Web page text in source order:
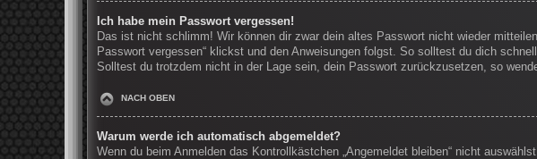
Ich habe mein Passwort vergessen!
Das ist nicht schlimm! Wir können dir zwar dein altes Passwort nicht wieder
Passwort vergessen“ klickst und den Anweisungen folgst. So solltest du dich
Solltest du trotzdem nicht in der Lage sein, dein Passwort zurückzusetzen, so
NACH OBEN
Warum werde ich automatisch abgemeldet?
Wenn du beim Anmelden das Kontrollkästchen „Angemeldet bleiben“ nicht